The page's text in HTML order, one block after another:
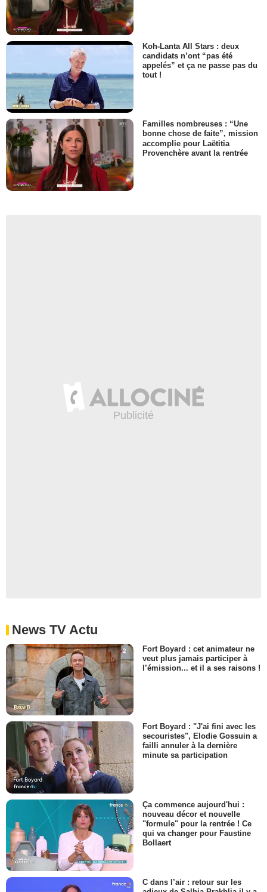
Koh-Lanta All Stars : deux
candidats n’ont “pas été
appelés” et ça ne passe pas du
tout !
Familles nombreuses : “Une
bonne chose de faite”, mission
accomplie pour Laëtitia
Provenchère avant la rentrée
News TV Actu
Fort Boyard : cet animateur ne
veut plus jamais participer à
l’émission... et il a ses raisons !
Fort Boyard : "J'ai fini avec les
secouristes", Elodie Gossuin a
failli annuler à la dernière
minute sa participation
Ça commence aujourd'hui :
nouveau décor et nouvelle
"formule" pour la rentrée ! Ce
qui va changer pour Faustine
Bollaert
C dans l’air : retour sur les